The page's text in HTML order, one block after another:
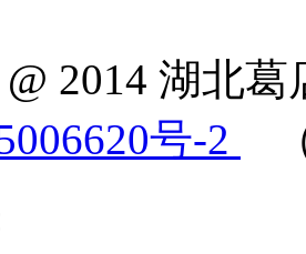
2014 湖北
号-2